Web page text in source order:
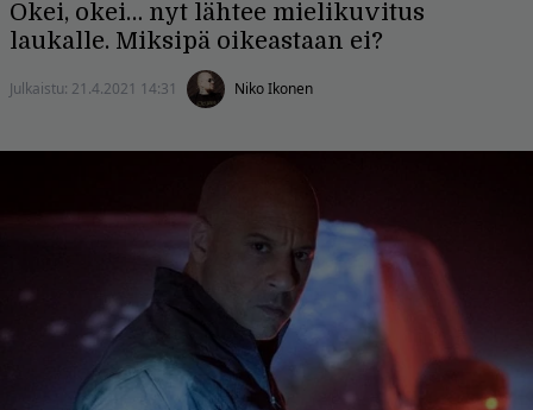
Okei, okei… nyt lähtee mielikuvitus
laukalle. Miksipä oikeastaan ei?
Julkaistu: 21.4.2021 14:31 Niko Ikonen